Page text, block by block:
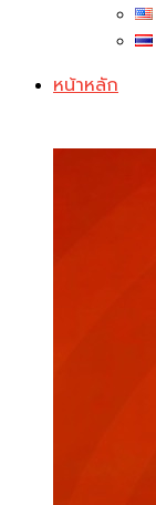
หน้าหลัก